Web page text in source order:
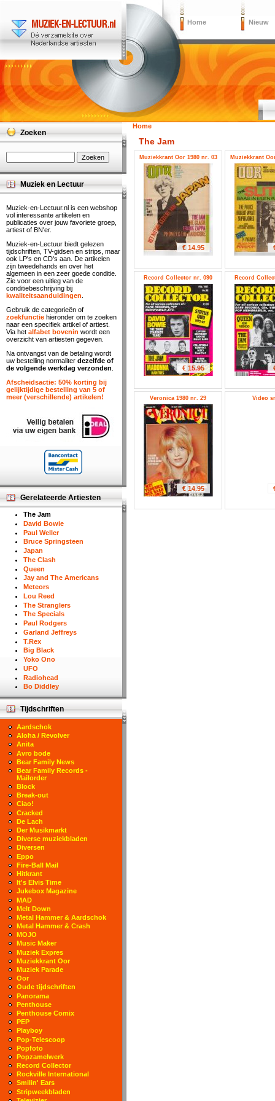
Home Nieuw
Home
The Jam
Muziekkrant Oor 1980 nr. 03
€ 14.95
Muziekkrant
Record Collector nr. 090
€ 15.95
Record
Veronica 1980 nr. 29
€ 14.95
Video
Zoeken
Muziek en Lectuur
Muziek-en-Lectuur.nl is een webshop
vol interessante artikelen en
publicaties over jouw favoriete groep,
artiest of BN'er.
Muziek-en-Lectuur biedt gelezen
tijdschriften, TV-gidsen en strips, maar
ook LP's en CD's aan. De artikelen
zijn tweedehands en over het
algemeen in een zeer goede conditie.
Zie voor een uitleg van de
conditiebeschrijving bij
kwaliteitsaanduidingen
Gebruik de categorieën of
zoekfunctie hieronder om te zoeken
naar een specifiek artikel of artiest.
Via het alfabet bovenin wordt een
overzicht van artiesten gegeven.
Na ontvangst van de betaling wordt
uw bestelling normaliter dezelfde of
de volgende werkdag verzonden
Afscheidsactie: 50% korting bij
gelijktijdige bestelling van 5 of
meer (verschillende) artikelen!
Gerelateerde Artiesten
The Jam
David Bowie
Paul Weller
Bruce Springsteen
Japan
The Clash
Queen
Jay and The Americans
Meteors
Lou Reed
The Stranglers
The Specials
Paul Rodgers
Garland Jeffreys
T.Rex
Big Black
Yoko Ono
UFO
Radiohead
Bo Diddley
Tijdschriften
Aardschok
Aloha / Revolver
Anita
Avro bode
Bear Family News
Bear Family Records -
Mailorder
Block
Break-out
Ciao!
Cracked
De Lach
Der Musikmarkt
Diverse muziekbladen
Diversen
Eppo
Fire-Ball Mail
Hitkrant
It's Elvis Time
Jukebox Magazine
MAD
Melt Down
Metal Hammer & Aardschok
Metal Hammer & Crash
MOJO
Music Maker
Muziek Expres
Muziekkrant Oor
Muziek Parade
Oor
Oude tijdschriften
Panorama
Penthouse
Penthouse Comix
PEP
Playboy
Pop-Telescoop
Popfoto
Popzamelwerk
Record Collector
Rockville International
Smilin' Ears
Stripweekbladen